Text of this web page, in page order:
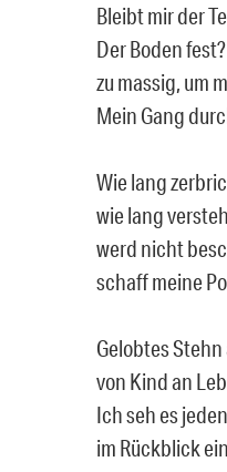
Bleibt mir der
Der Boden
zu massig, um
Mein Gang
Wie lang
wie lang
werd nicht
schaff meine
Gelobtes
von Kind an
Ich seh es
im Rückblick